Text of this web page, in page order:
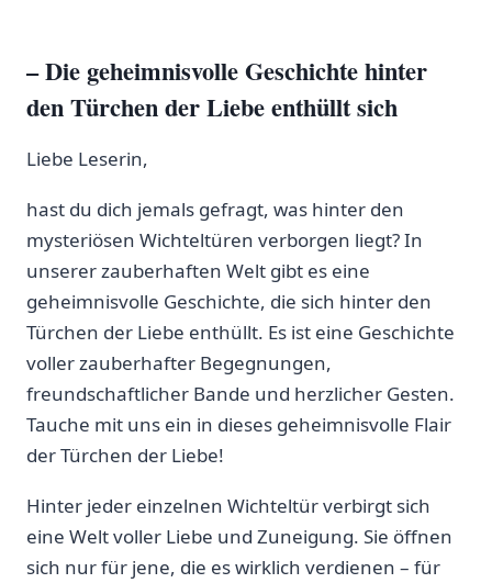
– Die geheimnisvolle Geschichte hinter
den Türchen der Liebe enthüllt sich
Liebe Leserin,
hast du dich jemals gefragt, was hinter den
mysteriösen Wichteltüren verborgen liegt? In
unserer zauberhaften Welt ‌gibt es eine
geheimnisvolle⁤ Geschichte, die sich hinter den
Türchen der Liebe enthüllt. Es ist eine Geschichte
voller⁢ zauberhafter Begegnungen,
freundschaftlicher Bande und herzlicher Gesten.
Tauche mit ‌uns ein in ​dieses geheimnisvolle Flair
der Türchen der Liebe!
Hinter jeder einzelnen Wichteltür ​verbirgt sich
eine​ Welt voller Liebe und Zuneigung. Sie öffnen
sich nur für jene, die es wirklich verdienen – ‌für